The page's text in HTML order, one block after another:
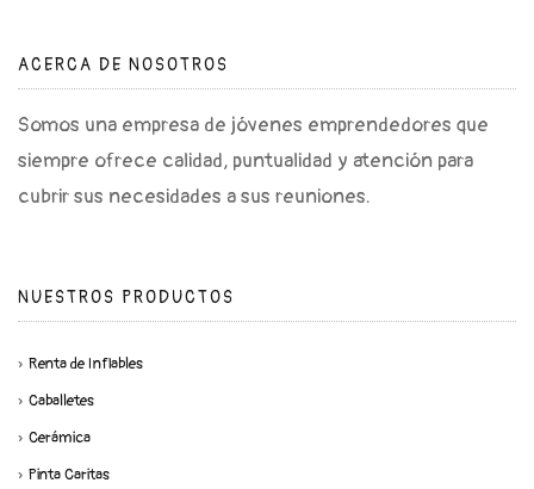
ACERCA DE NOSOTROS
Somos una empresa de jóvenes emprendedores que
siempre ofrece calidad, puntualidad y atención para
cubrir sus necesidades a sus reuniones.
NUESTROS PRODUCTOS
Renta de Inflables
Caballetes
Cerámica
Pinta Caritas